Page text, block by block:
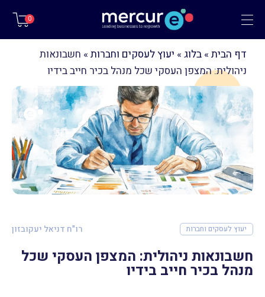
תפריט 0
דף הבית » בלוג » יעוץ לעסקים וחברות » חשבונאות
ניהולית: המצפן העסקי שכל מנהל בכיר חייב בידיו
יעוץ לעסקים וחברות רו"ח דניאל יעקובזון
חשבונאות ניהולית: המצפן העסקי שכל
מנהל בכיר חייב בידיו